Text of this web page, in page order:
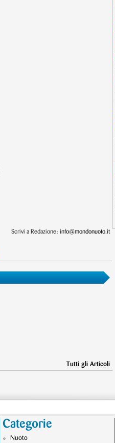
Scrivi a Redazione: info@mondonuoto.it
Tutti gli Articoli
Categorie
Nuoto